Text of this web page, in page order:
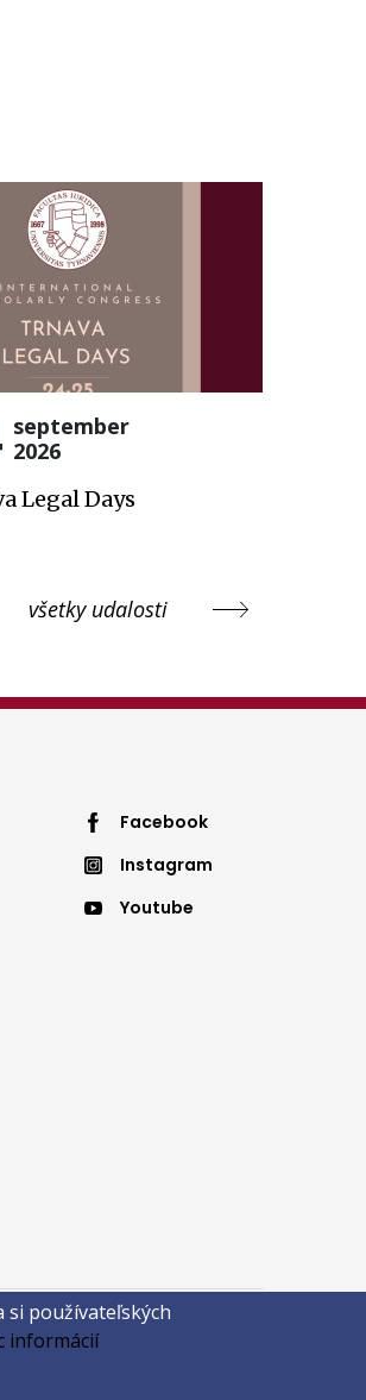
september
2026
Legal Days
všetky udalosti
Footer
menu
Facebook
Instagram
Youtube
si používateľských
informácií